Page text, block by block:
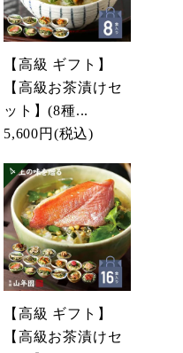
【高級 ギフト】
【高級お茶漬けセ
ット】(8種...
5,600円 (税込)
【高級 ギフト】
【高級お茶漬けセ